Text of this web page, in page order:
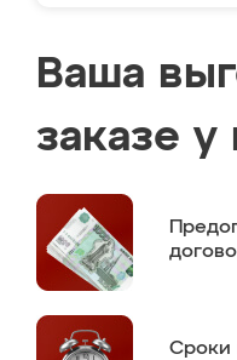
Ваша
заказе у
Сроки